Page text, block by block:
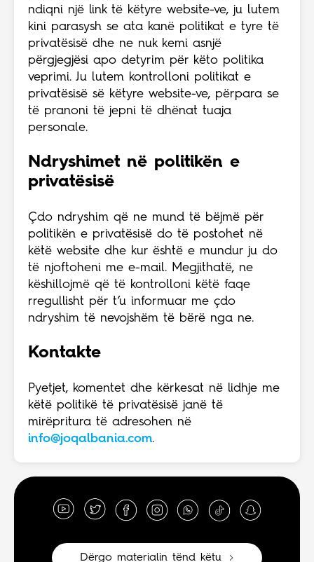
ndiqni një link të këtyre website-ve, ju lutem
kini parasysh se ata kanë politikat e tyre të
privatësisë dhe ne nuk kemi asnjë
përgjegjësi apo detyrim për këto politika
veprimi. Ju lutem kontrolloni politikat e
privatësisë së këtyre website-ve, përpara se
të pranoni të jepni të dhënat tuaja
personale.
Ndryshimet në politikën e
privatësisë
Çdo ndryshim që ne mund të bëjmë për
politikën e privatësisë do të postohet në
këtë website dhe kur është e mundur ju do
të njoftoheni me e-mail. Megjithatë, ne
këshillojmë që të kontrolloni këtë faqe
rregullisht për t’u informuar me çdo
ndryshim të nevojshëm të bërë nga ne.
Kontakte
Pyetjet, komentet dhe kërkesat në lidhje me
këtë politikë të privatësisë janë të
mirëpritura të adresohen në
info@joqalbania.com.
Dërgo materialin tënd këtu